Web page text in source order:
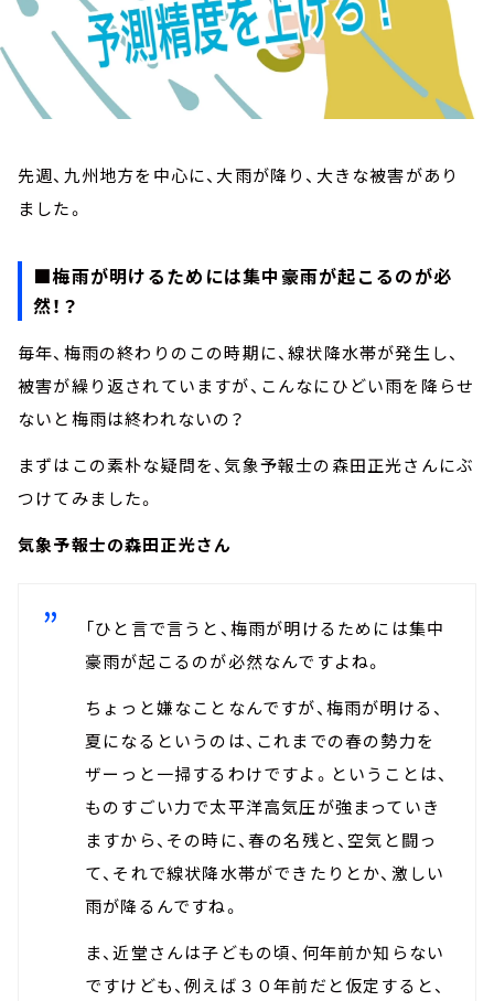
先週、九州地方を中心に、大雨が降り、大きな被害があり
ました。
■梅雨が明けるためには集中豪雨が起こるのが必
然！？
毎年、梅雨の終わりのこの時期に、線状降水帯が発生し、
被害が繰り返されていますが、こんなにひどい雨を降らせ
ないと梅雨は終われないの？
まずはこの素朴な疑問を、気象予報士の森田正光さんにぶ
つけてみました。
気象予報士の森田正光さん
「ひと言で言うと、梅雨が明けるためには集中
豪雨が起こるのが必然なんですよね。
ちょっと嫌なことなんですが、梅雨が明ける、
夏になるというのは、これまでの春の勢力を
ザーっと一掃するわけですよ。ということは、
ものすごい力で太平洋高気圧が強まっていき
ますから、その時に、春の名残と、空気と闘っ
て、それで線状降水帯ができたりとか、激しい
雨が降るんですね。
ま、近堂さんは子どもの頃、何年前か知らない
ですけども、例えば３０年前だと仮定すると、